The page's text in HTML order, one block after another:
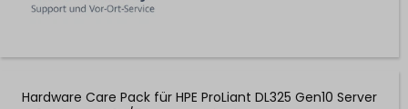
Hardware Care Pack für HPE ProLiant DL325 Gen10 Server